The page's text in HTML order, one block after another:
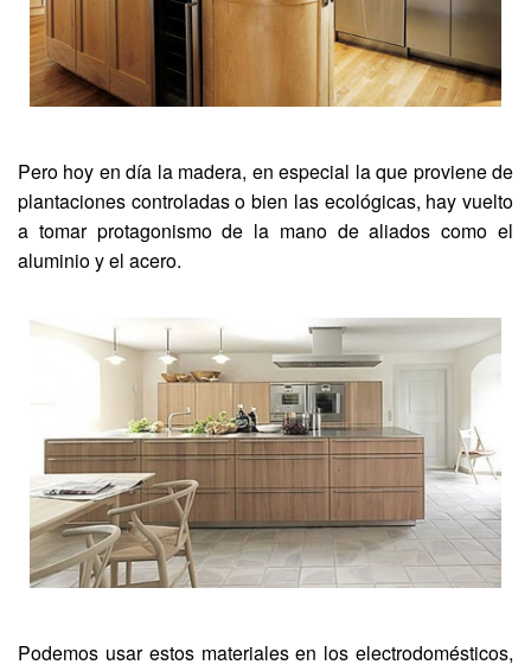
Pero hoy en día la madera, en especial la que proviene de
plantaciones controladas o bien las ecológicas, hay vuelto
a tomar protagonismo de la mano de aliados como el
aluminio y el acero.
Podemos usar estos materiales en los electrodomésticos,